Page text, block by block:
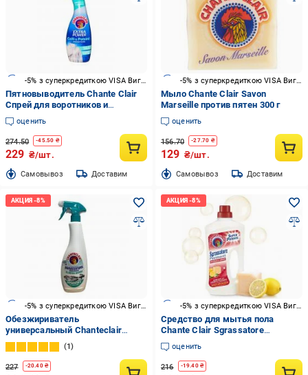
-5% з суперкредиткою VISA Вигода
Пятновыводитель Chante Clair
Спрей для воротников и
манжетов ExtraPower 500 мл
оценить
274.50 -45.50 ₴
229 ₴/шт.
Cамовывоз Доставим
-5% з суперкредиткою VISA Вигода
Мыло Chante Clair Savon
Marseille против пятен 300 г
оценить
156.70 -27.70 ₴
129 ₴/шт.
Cамовывоз Доставим
-5% з суперкредиткою VISA Вигода
Обезжириватель
универсальный Chanteclair
Sgrassatore Antiodore 0,6 л
1
227 -20.40₴
-5% з суперкредиткою VISA Вигода
Средство для мытья пола
Chante Clair Sgrassatore
GrSuperfici Marsiglia E Limone
0,75 л
оценить
216 -19.40₴